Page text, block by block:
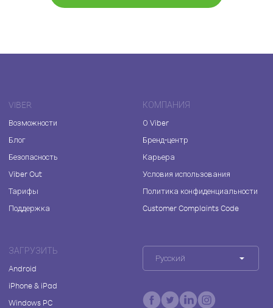
VIBER
Возможности
Блог
Безопасность
Viber Out
Тарифы
Поддержка
КОМПАНИЯ
О Viber
Бренд-центр
Карьера
Условия использования
Политика конфиденциальности
Customer Complaints Code
ЗАГРУЗИТЬ
Android
iPhone & iPad
Windows PC
Русский